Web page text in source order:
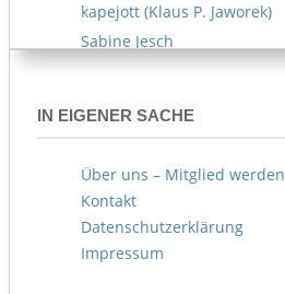
kapejott (Klaus P. Jaworek)
Sabine Jesch
AKOE (Arife Körblein)
Norbert Köster
IN EIGENER SACHE
Über uns – Mitglied werden
Kontakt
Datenschutzerklärung
Impressum